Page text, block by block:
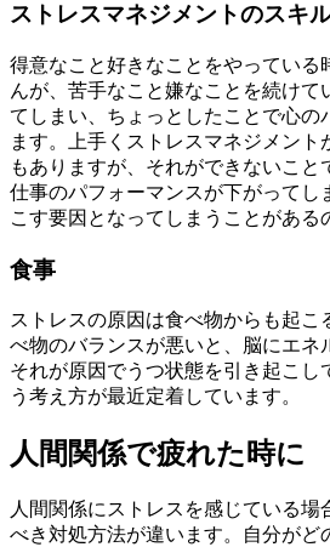
ストレスマネジメントのスキ
得意なこと好きなことをやっている
んが、苦手なこと嫌なことを続けて
てしまい、ちょっとしたことで心の
ます。上手くストレスマネジメント
もありますが、それができないこと
仕事のパフォーマンスが下がってし
こす要因となってしまうことがある
食事
ストレスの原因は食べ物からも起こ
べ物のバランスが悪いと、脳にエネ
それが原因でうつ状態を引き起こし
う考え方が最近定着しています。
人間関係で疲れた時に
人間関係にストレスを感じている場
べき対処方法が違います。自分がど